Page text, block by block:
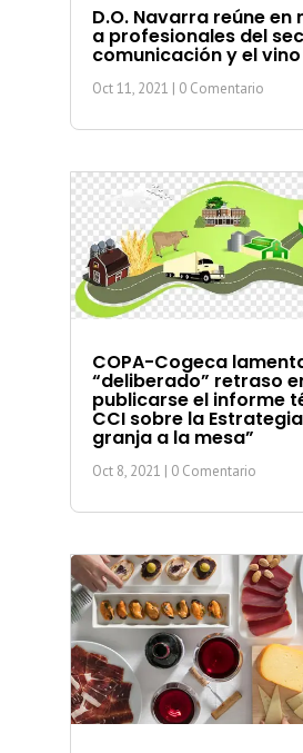
D.O. Navarra reúne en
a profesionales del
comunicación y el vino
Oct 11, 2021 | 0 Comentario
COPA-Cogeca
“deliberado” retraso
publicarse el informe
CCI sobre la
granja a la mesa”
Oct 8, 2021 | 0 Comentario